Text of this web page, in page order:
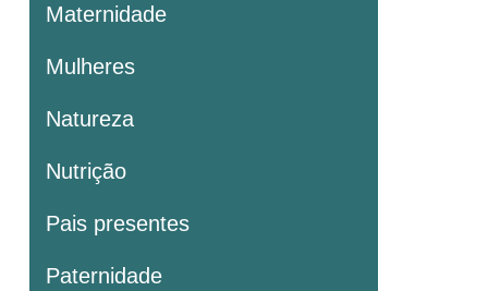
Maternidade
Mulheres
Natureza
Nutrição
Pais presentes
Paternidade